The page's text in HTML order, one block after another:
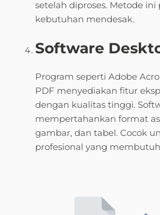
setelah diproses. Metode
kebutuhan mendesak.
Software
Program seperti Adobe
PDF menyediakan fitur
dengan kualitas tinggi.
mempertahankan format
gambar, dan tabel. Cocok
profesional yang